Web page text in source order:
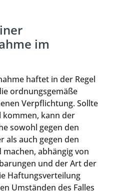
im
haftet in der Regel
ordnungsgemäße
Verpflichtung. Sollte
kommen, kann der
sowohl gegen den
als auch gegen den
abhängig von
und der Art der
Haftungsverteilung
Umständen des Falles